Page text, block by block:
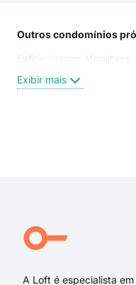
Outros condomínios
Edificio Joaquim Magalhaes
Exibir mais
A Loft é especialista